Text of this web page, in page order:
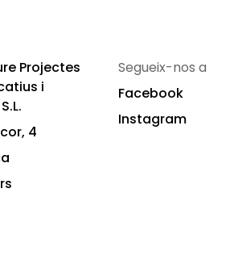
Projectes
i
4
Segueix-nos a
Facebook
Instagram